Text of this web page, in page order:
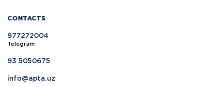
CONTACTS
977272004
Telegram
93 5050675
info@apta.uz